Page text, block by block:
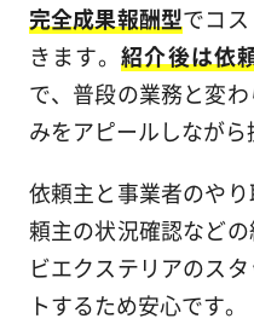
完全成果報酬型でコ
きます。紹介後は依
で、普段の業務と変
みをアピールしながら
依頼主と事業者のや
頼主の状況確認など
ビエクステリアのス
トするため安心です。